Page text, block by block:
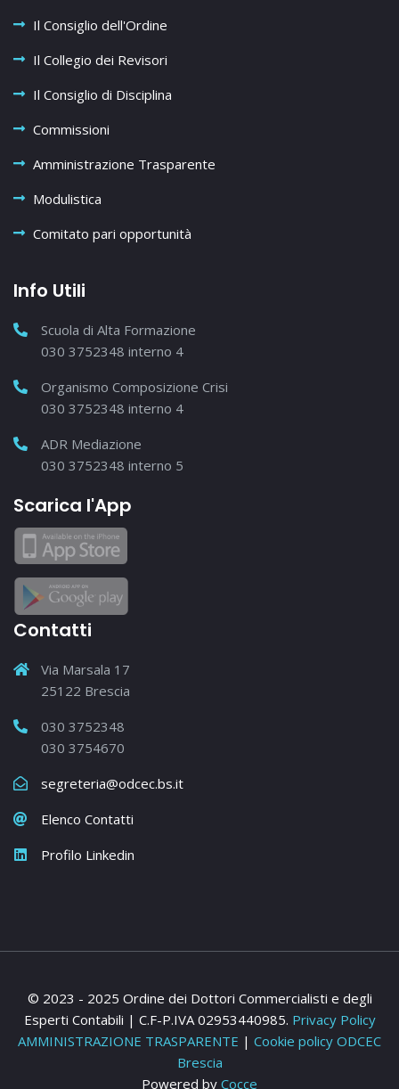
Il Consiglio dell'Ordine
Il Collegio dei Revisori
Il Consiglio di Disciplina
Commissioni
Amministrazione Trasparente
Modulistica
Comitato pari opportunità
Info Utili
Scuola di Alta Formazione
030 3752348 interno 4
Organismo Composizione Crisi
030 3752348 interno 4
ADR Mediazione
030 3752348 interno 5
Scarica l'App
Contatti
Via Marsala 17
25122 Brescia
030 3752348
030 3754670
segreteria@odcec.bs.it
Elenco Contatti
Profilo Linkedin
© 2023 - 2025 Ordine dei Dottori Commercialisti e degli
Esperti Contabili | C.F-P.IVA 02953440985. Privacy Policy
AMMINISTRAZIONE TRASPARENTE | Cookie policy ODCEC
Brescia
Powered by Cocce